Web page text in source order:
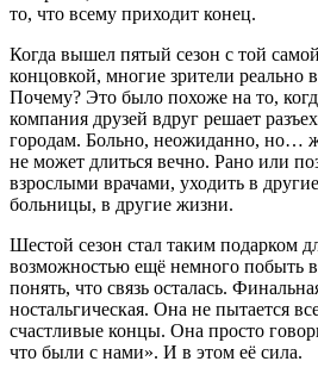
то, что всему приходит конец.
Когда вышел пятый сезон с той
концовкой, многие зрители реально
Почему? Это было похоже на то,
компания друзей вдруг решает
городам. Больно, неожиданно, но…
не может длиться вечно. Рано или
взрослыми врачами, уходить в
больницы, в другие жизни.
Шестой сезон стал таким подарком
возможностью ещё немного побыть
понять, что связь осталась.
ностальгическая. Она не пытается
счастливые концы. Она просто
что были с нами». И в этом её сила.